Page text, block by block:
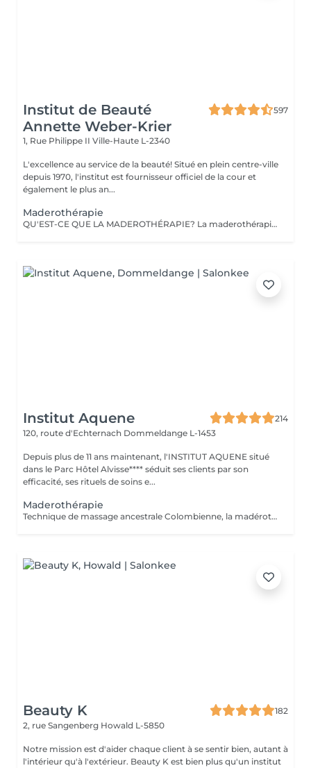
Institut de Beauté
Annette Weber-Krier
597
1, Rue Philippe II Ville-Haute L-2340
L'excellence au service de la beauté! Situé en plein centre-ville
depuis 1970, l'institut est fournisseur officiel de la cour et
également le plus an...
Maderothérapie
QU'EST-CE QUE LA MADEROTHÉRAPIE? La maderothérapie c'est une technique de massage issue de la médecine orientale et qui consiste en l'application d'un massage corporel ou facial avec des instruments en bois, ce qui permet un remodelage complet. Les différentes formes et tailles de ces instruments permettent d'appliquer le massage avec plus ou moins d'intensité, en plus de l'adapter aux différentes parties du corps. De nos jours, ce type de massage peut être appliqué sur pratiquement tout le corps : jambes, abdomen, taille, flancs, dos et bras, ainsi que sur le visage et une partie du cou (double menton). Un des grands avantages de ce traitement c'est qu'il est totalement naturel puisqu'il est réalisé avec des instruments en bois et qu'il est non-invasif. Objectifs: Réduire la graisse et la cellulite. Activer la circulation sanguine et lymphatique. Réduire le contour et modeler la silhouette. Drainer et tonifier la peau. Créer également un effet relaxant sur la musculature. Fournir une hydratation supplémentaire à la peau. Stimuler l'équilibre énergétique. LA MADEROTHÉRAPIE FACIALE c'est un complément parfait des traitements de rajeunissement, qui : a des effets raffermissants et tonifiants, active la circulation sanguine et lymphatique du visage, contribuant ainsi à améliorer l'apparence de la peau, active la production de collagène et d'élastine, agit également sur les muscles du visage, apportant de la tonicité .
Institut Aquene
214
120, route d'Echternach Dommeldange L-1453
Depuis plus de 11 ans maintenant, l'INSTITUT AQUENE situé
dans le Parc Hôtel Alvisse**** séduit ses clients par son
efficacité, ses rituels de soins e...
Maderothérapie
Technique de massage ancestrale Colombienne, la madérothérapie offre une multitude de bénéfices sur le corps ! - L'amélioration de la circulation sanguine et de la circulation lymphatique - Une peau resserrée, des muscles plus toniques - L'élimination de l'apparence de la cellulite, même profonde... Qu'il s'agisse de la peau du corps ou du visage, les instruments et rouleaux en bois de maderothérapie agissent sur toutes les zones du corps permettant une relaxation profonde et une tonification du corps dans son ensemble. Pour un bon résultat il est conseiller de faire entre 3 à 5 séances de drainage lymphatique Brésilien afin de détoxifier le corps et 10 séances de maderothérapie réparties sur 5 semaines (soit 2 séances par semaine). Et une séance par mois de chaque en entretient. Effet WOUAH garantie
Beauty K
182
2, rue Sangenberg Howald L-5850
Notre mission est d'aider chaque client à se sentir bien, autant à
l'intérieur qu'à l'extérieur. Beauty K est bien plus qu'un institut